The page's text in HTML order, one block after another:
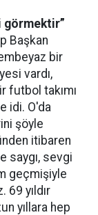
görmektir”
Başkan
bir
vardı,
futbol takımı
idi. O'da
şöyle
itibaren
saygı, sevgi
geçmişiyle
69 yıldır
yıllara hep